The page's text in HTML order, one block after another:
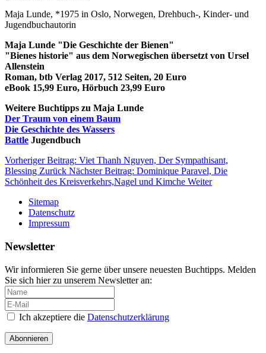
Maja Lunde, *1975 in Oslo, Norwegen, Drehbuch-, Kinder- und
Jugendbuchautorin
Maja Lunde "Die Geschichte der Bienen"
"Bienes historie" aus dem Norwegischen übersetzt von Ursel
Allenstein
Roman, btb Verlag 2017, 512 Seiten, 20 Euro
eBook 15,99 Euro, Hörbuch 23,99 Euro
Weitere Buchtipps zu Maja Lunde
Der Traum von einem Baum
Die Geschichte des Wassers
Battle Jugendbuch
Vorheriger Beitrag: Viet Thanh Nguyen, Der Sympathisant,
Blessing Zurück Nächster Beitrag: Dominique Paravel, Die
Schönheit des Kreisverkehrs,Nagel und Kimche Weiter
Sitemap
Datenschutz
Impressum
Newsletter
Wir informieren Sie gerne über unsere neuesten Buchtipps. Melden
Sie sich hier zu unserem Newsletter an:
Ich akzeptiere die Datenschutzerklärung
Abonnieren